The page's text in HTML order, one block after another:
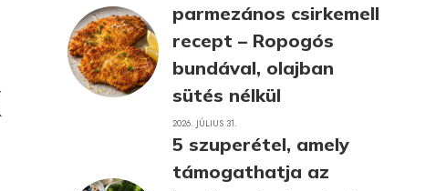
parmezános csirkemell
recept – Ropogós
bundával, olajban
sütés nélkül
2026. JÚLIUS 31.
5 szuperétel, amely
támogathatja az